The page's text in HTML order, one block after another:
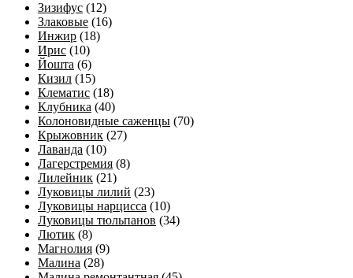
Зизифус (12)
Злаковые (16)
Инжир (18)
Ирис (10)
Йошта (6)
Кизил (15)
Клематис (18)
Клубника (40)
Колоновидные саженцы (70)
Крыжовник (27)
Лаванда (10)
Лагерстремия (8)
Лилейник (21)
Луковицы лилий (23)
Луковицы нарцисса (10)
Луковицы тюльпанов (34)
Лютик (8)
Магнолия (9)
Малина (28)